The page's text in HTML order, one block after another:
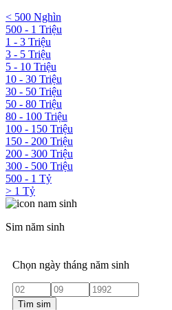
< 500 Nghìn
500 - 1 Triệu
1 - 3 Triệu
3 - 5 Triệu
5 - 10 Triệu
10 - 30 Triệu
30 - 50 Triệu
50 - 80 Triệu
80 - 100 Triệu
100 - 150 Triệu
150 - 200 Triệu
200 - 300 Triệu
300 - 500 Triệu
500 - 1 Tỷ
> 1 Tỷ
Sim năm sinh
Chọn ngày tháng năm sinh
Tìm sim